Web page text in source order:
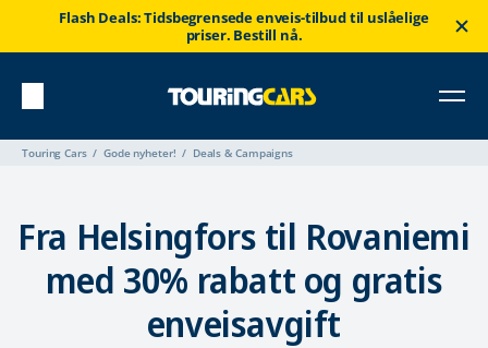
Flash Deals: Tidsbegrensede enveis-tilbud til uslåelige
priser. Bestill nå.
Touring Cars Gode nyheter! Deals & Campaigns
Fra Helsingfors til Rovaniemi
med 30% rabatt og gratis
enveisavgift